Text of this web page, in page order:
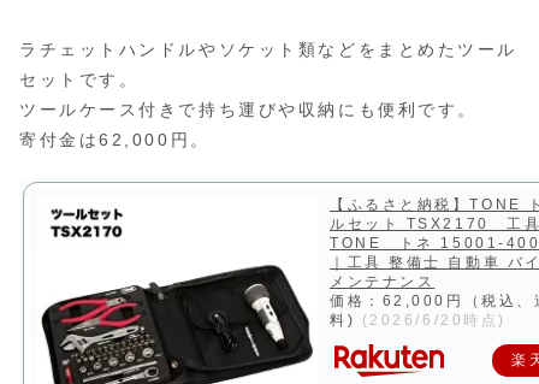
ラチェットハンドルやソケット類などをまとめたツール
セットです。
ツールケース付きで持ち運びや収納にも便利です。
寄付金は62,000円。
【ふるさと納税】TONE
ルセット TSX2170
TONE トネ 15001-
｜工具 整備士 自動車 バ
メンテナンス
価格：62,000円（税込、
料)
(2026/6/20時点)
楽